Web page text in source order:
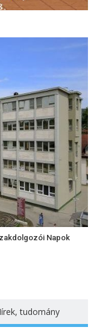
Napok
tudomány